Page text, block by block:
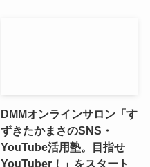
DMMオンラインサロン「す
ずきたかまさのSNS・
YouTube活用塾。目指せ
YouTuber！」をスタート